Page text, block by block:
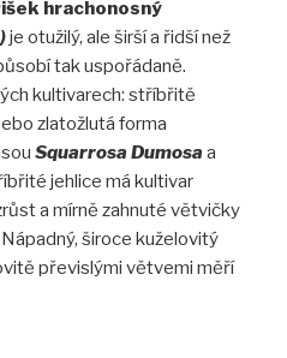
hrachonosný
je otužilý, ale širší a řidší než
tak uspořádaně.
kultivarech: stříbřitě
zlatožlutá forma
Squarrosa Dumosa a
jehlice má kultivar
a mírně zahnuté větvičky
Nápadný, široce kuželovitý
převislými větvemi měří